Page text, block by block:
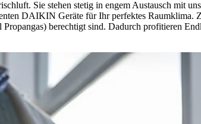
Sie stehen stetig in engem Austausch mit
DAIKIN Geräte für Ihr perfektes Raumklima.
berechtigt sind. Dadurch profitieren